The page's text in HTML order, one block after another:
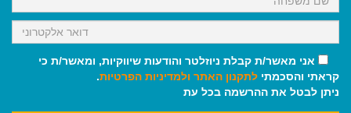
אני מאשר/ת קבלת ניוזלטר והודעות שיווקיות, ומאשר/ת כי
קראתי והסכמתי לתקנון האתר ולמדיניות הפרטיות.
ניתן לבטל את ההרשמה בכל עת